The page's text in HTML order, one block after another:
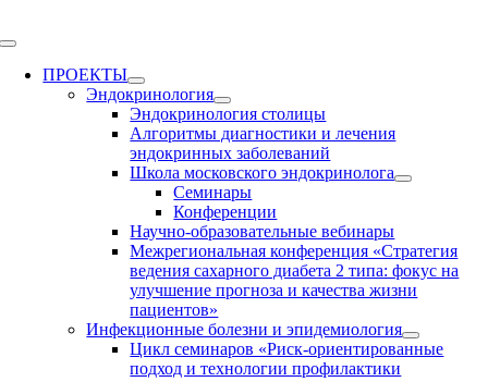
to
Toggle
NavigationПРОЕКТЫ
Эндокринология
Эндокринология столицы
Алгоритмы диагностики и лечения
эндокринных заболеваний
Школа московского эндокринолога
Семинары
Конференции
Научно-образовательные вебинары
Межрегиональная конференция «Стратегия
ведения сахарного диабета 2 типа: фокус на
улучшение прогноза и качества жизни
пациентов»
Инфекционные болезни и эпидемиология
Цикл семинаров «Риск-ориентированные
подход и технологии профилактики